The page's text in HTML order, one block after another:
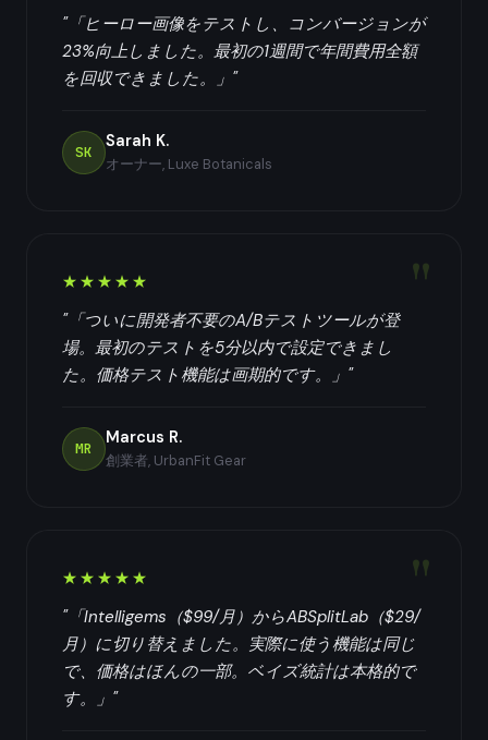
"「ヒーロー画像をテストし、コンバージョンが
23%向上しました。最初の1週間で年間費用全額
を回収できました。」"
SK
Sarah K.
オーナー, Luxe Botanicals
★★★★★
"「ついに開発者不要のA/Bテストツールが登
場。最初のテストを5分以内で設定できまし
た。価格テスト機能は画期的です。」"
MR
Marcus R.
創業者, UrbanFit Gear
★★★★★
"「Intelligems（$99/月）からABSplitLab（$29/
月）に切り替えました。実際に使う機能は同じ
で、価格はほんの一部。ベイズ統計は本格的で
す。」"